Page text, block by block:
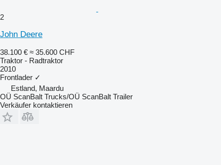
2
John Deere
38.100 € ≈ 35.600 CHF
Traktor - Radtraktor
2010
Frontlader ✓
Estland, Maardu
OÜ ScanBalt Trucks/OÜ ScanBalt Trailer
Verkäufer kontaktieren